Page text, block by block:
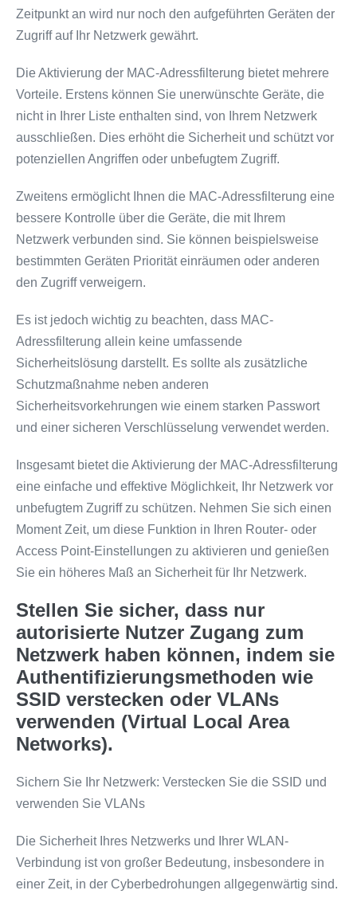
Zeitpunkt an wird nur noch den aufgeführten Geräten der
Zugriff auf Ihr Netzwerk gewährt.
Die Aktivierung der MAC-Adressfilterung bietet mehrere
Vorteile. Erstens können Sie unerwünschte Geräte, die
nicht in Ihrer Liste enthalten sind, von Ihrem Netzwerk
ausschließen. Dies erhöht die Sicherheit und schützt vor
potenziellen Angriffen oder unbefugtem Zugriff.
Zweitens ermöglicht Ihnen die MAC-Adressfilterung eine
bessere Kontrolle über die Geräte, die mit Ihrem
Netzwerk verbunden sind. Sie können beispielsweise
bestimmten Geräten Priorität einräumen oder anderen
den Zugriff verweigern.
Es ist jedoch wichtig zu beachten, dass MAC-
Adressfilterung allein keine umfassende
Sicherheitslösung darstellt. Es sollte als zusätzliche
Schutzmaßnahme neben anderen
Sicherheitsvorkehrungen wie einem starken Passwort
und einer sicheren Verschlüsselung verwendet werden.
Insgesamt bietet die Aktivierung der MAC-Adressfilterung
eine einfache und effektive Möglichkeit, Ihr Netzwerk vor
unbefugtem Zugriff zu schützen. Nehmen Sie sich einen
Moment Zeit, um diese Funktion in Ihren Router- oder
Access Point-Einstellungen zu aktivieren und genießen
Sie ein höheres Maß an Sicherheit für Ihr Netzwerk.
Stellen Sie sicher, dass nur
autorisierte Nutzer Zugang zum
Netzwerk haben können, indem sie
Authentifizierungsmethoden wie
SSID verstecken oder VLANs
verwenden (Virtual Local Area
Networks).
Sichern Sie Ihr Netzwerk: Verstecken Sie die SSID und
verwenden Sie VLANs
Die Sicherheit Ihres Netzwerks und Ihrer WLAN-
Verbindung ist von großer Bedeutung, insbesondere in
einer Zeit, in der Cyberbedrohungen allgegenwärtig sind.